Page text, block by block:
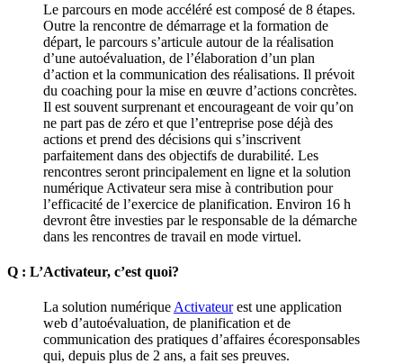
Le parcours en mode accéléré est composé de 8 étapes.
Outre la rencontre de démarrage et la formation de
départ, le parcours s’articule autour de la réalisation
d’une autoévaluation, de l’élaboration d’un plan
d’action et la communication des réalisations. Il prévoit
du coaching pour la mise en œuvre d’actions concrètes.
Il est souvent surprenant et encourageant de voir qu’on
ne part pas de zéro et que l’entreprise pose déjà des
actions et prend des décisions qui s’inscrivent
parfaitement dans des objectifs de durabilité. Les
rencontres seront principalement en ligne et la solution
numérique Activateur sera mise à contribution pour
l’efficacité de l’exercice de planification. Environ 16 h
devront être investies par le responsable de la démarche
dans les rencontres de travail en mode virtuel.
Q : L’Activateur, c’est quoi?
La solution numériqueActivateurest une application
web d’autoévaluation, de planification et de
communication des pratiques d’affaires écoresponsables
qui, depuis plus de 2 ans, a fait ses preuves.